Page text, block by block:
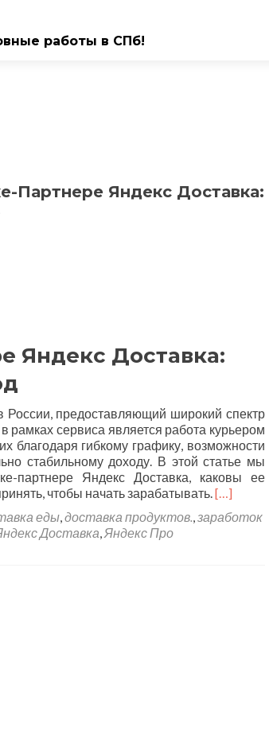
работы в СПб!
Партнере Яндекс Доставка:
Яндекс Доставка:
России, предоставляющий широкий спектр
рамках сервиса является работа курьером
благодаря гибкому графику, возможности
стабильному доходу. В этой статье мы
партнере Яндекс Доставка, каковы ее
чтобы начать зарабатывать.[…]
еды,доставка продуктов.,заработок
Доставка,Яндекс Про